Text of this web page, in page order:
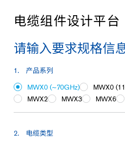
企业信息
公司动态
视频专区
电缆组件设计平台
请输入要求规格信
产品系列
MWX0 (~70GHz)
MWX0
MWX2
MWX3 MWX6
电缆类型